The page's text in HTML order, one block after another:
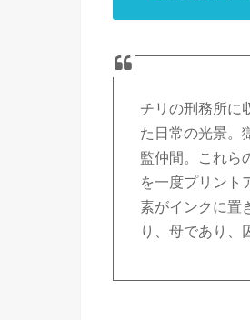
チリの刑務所に
た日常の光景。
監仲間。これら
を一度プリント
素がインクに置
り、母であり、